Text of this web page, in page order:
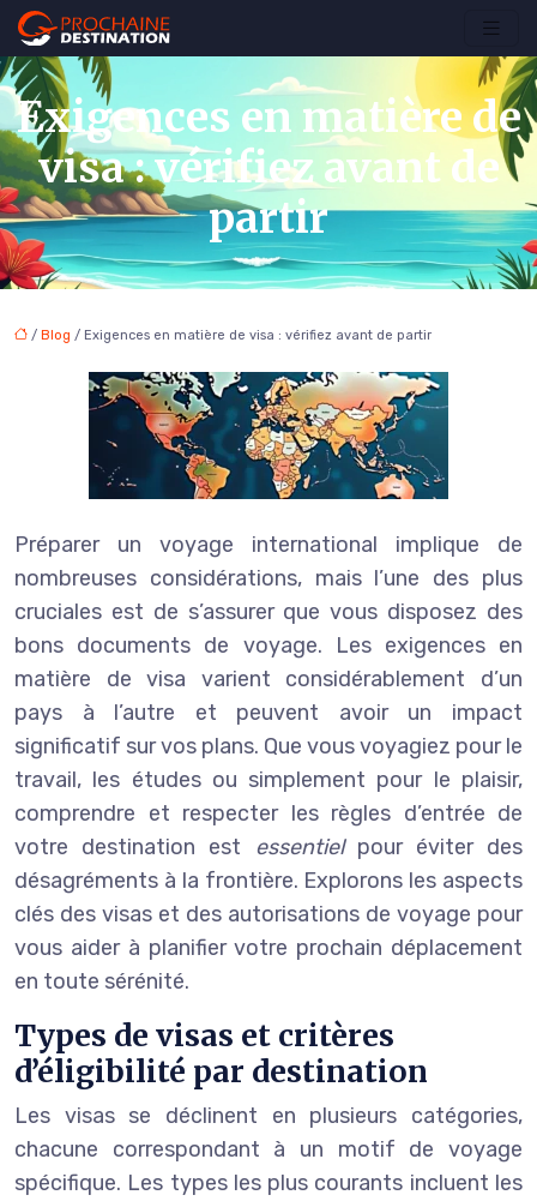
Exigences en matière de
visa : vérifiez avant de
partir
/ Blog / Exigences en matière de visa : vérifiez avant de partir
Préparer un voyage international implique de
nombreuses considérations, mais l’une des plus
cruciales est de s’assurer que vous disposez des
bons documents de voyage. Les exigences en
matière de visa varient considérablement d’un
pays à l’autre et peuvent avoir un impact
significatif sur vos plans. Que vous voyagiez pour le
travail, les études ou simplement pour le plaisir,
comprendre et respecter les règles d’entrée de
votre destination est essentiel pour éviter des
désagréments à la frontière. Explorons les aspects
clés des visas et des autorisations de voyage pour
vous aider à planifier votre prochain déplacement
en toute sérénité.
Types de visas et critères
d’éligibilité par destination
Les visas se déclinent en plusieurs catégories,
chacune correspondant à un motif de voyage
spécifique. Les types les plus courants incluent les